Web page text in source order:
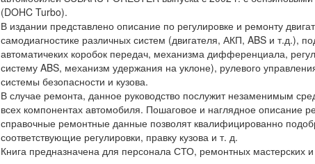
(DOHC Turbo).
В издании представлено описание по регулировке и ремонту
самодиагностике различных систем (двигателя, АКП, ABS и т.д.),
автоматичеких коробок передач, механизма дифференциала,
систему ABS, механизм удержания на уклоне), рулевого
системы безопасности и кузова.
В случае ремонта, данное руководство послужит незаменимым
всех компонентах автомобиля. Пошаговое и наглядное описание
справочные ремонтные данные позволят квалифицированно
соответствующие регулировки, правку кузова и т. д.
Книга предназначена для персонала СТО, ремонтных мастерских и